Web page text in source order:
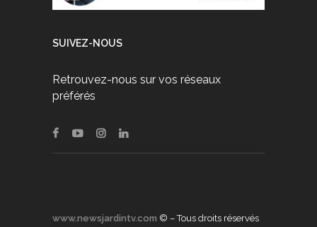
SUIVEZ-NOUS
Retrouvez-nous sur vos réseaux
préférés
www.newsjardintv.com © – Tous droits réservés